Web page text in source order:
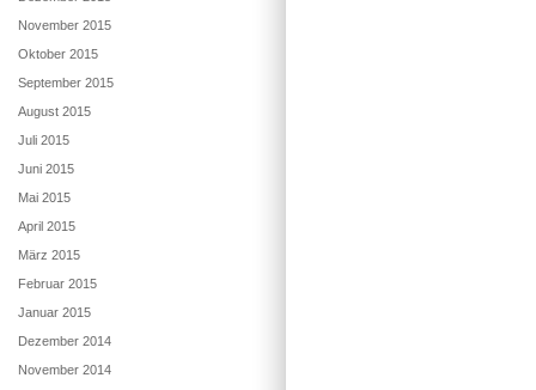
November 2015
Oktober 2015
September 2015
August 2015
Juli 2015
Juni 2015
Mai 2015
April 2015
März 2015
Februar 2015
Januar 2015
Dezember 2014
November 2014